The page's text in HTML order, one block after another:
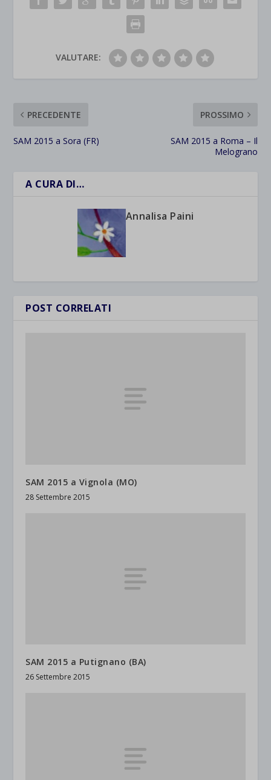
VALUTARE:
PRECEDENTE
SAM 2015 a Sora (FR)
PROSSIMO
SAM 2015 a Roma – Il
Melograno
A CURA DI…
Annalisa Paini
POST CORRELATI
SAM 2015 a Vignola (MO)
28 Settembre 2015
SAM 2015 a Putignano (BA)
26 Settembre 2015